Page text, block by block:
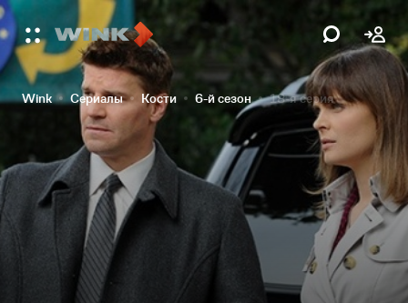
Wink Сериалы Кости 6-й сезон 18-я серия